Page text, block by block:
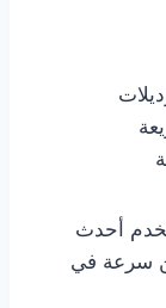
أحدث
سرعة في